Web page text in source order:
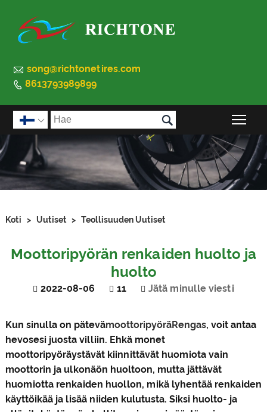
 song@richtonetires.com
 8613793989899
 
Koti > Uutiset > Teollisuuden Uutiset
Moottoripyörän renkaiden huolto ja
huolto
2022-08-06 11 Jätä minulle viesti
Kun sinulla on pätevämoottoripyöräRengas, voit antaa
hevosesi juosta villiin. Ehkä monet
moottoripyöräystävät kiinnittävät huomiota vain
moottorin ja ulkonäön huoltoon, mutta jättävät
huomiotta renkaiden huollon, mikä lyhentää renkaiden
käyttöikää ja lisää niiden kulutusta. Siksi huolto- ja